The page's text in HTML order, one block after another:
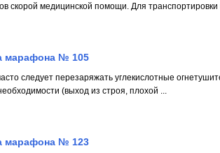
скорой медицинской помощи. Для транспортировки
марафона № 105
следует перезаряжать углекислотные
(выход из строя, плохой ...
марафона № 123